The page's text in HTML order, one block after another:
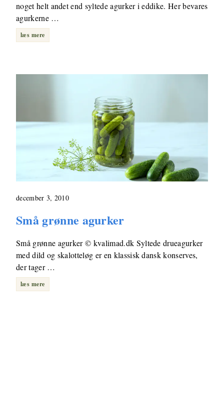
noget helt andet end syltede agurker i eddike. Her bevares
agurkerne …
læs mere
december 3, 2010
Små grønne agurker
Små grønne agurker © kvalimad.dk Syltede drueagurker
med dild og skalotteløg er en klassisk dansk konserves,
der tager …
læs mere